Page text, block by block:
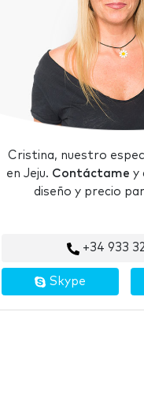
Cristina, nuestro
en Jeju. Contáctame y
diseño y precio
+34 933
Skype